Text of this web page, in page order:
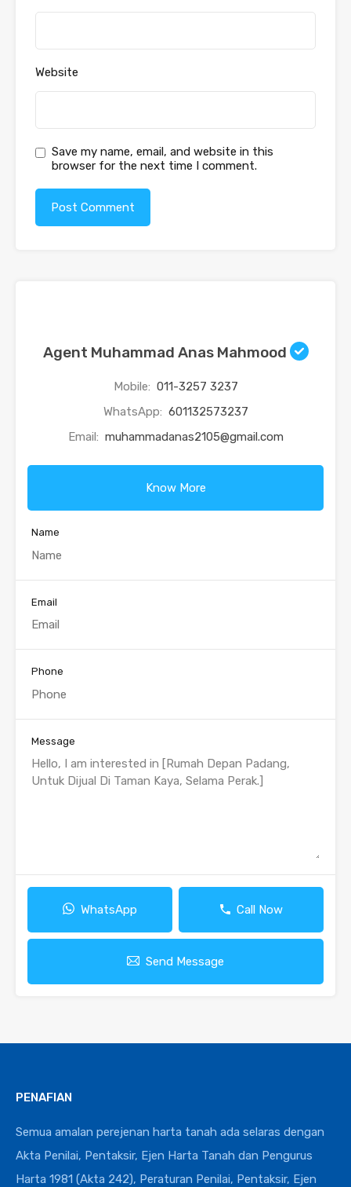
Website
Save my name, email, and website in this
browser for the next time I comment.
Agent Muhammad Anas Mahmood
Mobile: 011-3257 3237
WhatsApp: 601132573237
Email: muhammadanas2105@gmail.com
Know More
Name
Email
Phone
Message
WhatsApp Call Now
Send Message
PENAFIAN
Semua amalan perejenan harta tanah ada selaras dengan
Akta Penilai, Pentaksir, Ejen Harta Tanah dan Pengurus
Harta 1981 (Akta 242), Peraturan Penilai, Pentaksir, Ejen